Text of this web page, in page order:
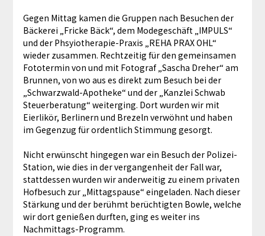
Gegen Mittag kamen die Gruppen nach Besuchen der
Bäckerei „Fricke Bäck“, dem Modegeschäft „IMPULS“
und der Phsyiotherapie-Praxis „REHA PRAX OHL“
wieder zusammen. Rechtzeitig für den gemeinsamen
Fototermin von und mit Fotograf „Sascha Dreher“ am
Brunnen, von wo aus es direkt zum Besuch bei der
„Schwarzwald-Apotheke“ und der „Kanzlei Schwab
Steuerberatung“ weiterging. Dort wurden wir mit
Eierlikör, Berlinern und Brezeln verwöhnt und haben
im Gegenzug für ordentlich Stimmung gesorgt.
Nicht erwünscht hingegen war ein Besuch der Polizei-
Station, wie dies in der vergangenheit der Fall war,
stattdessen wurden wir anderweitig zu einem privaten
Hofbesuch zur „Mittagspause“ eingeladen. Nach dieser
Stärkung und der berühmt berüchtigten Bowle, welche
wir dort genießen durften, ging es weiter ins
Nachmittags-Programm.